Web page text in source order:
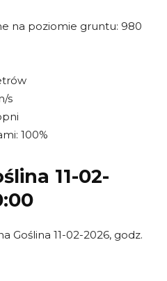
na poziomie gruntu: 980
s
100%
11-02-
Goślina 11-02-2026, godz.